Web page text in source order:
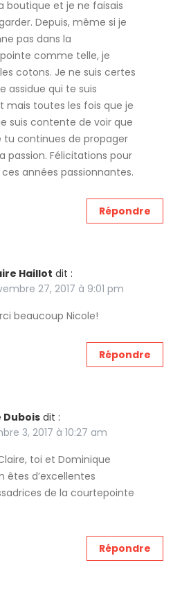
boutique et je ne faisais
Depuis, même si je
pas dans la
comme telle, je
cotons. Je ne suis certes
assidue qui te suis
mais toutes les fois que je
suis contente de voir que
tu continues de propager
passion. Félicitations pour
années passionnantes.
Répondre
Haillot dit :
27, 2017 à 9:01 pm
beaucoup Nicole!
Répondre
Duboisdit :
3, 2017 à 10:27 am
toi et Dominique
êtes d’excellentes
de la courtepointe
Répondre